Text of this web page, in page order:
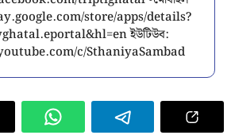
store/apps/details?
ইউটিউব:
c/SthaniyaSambad